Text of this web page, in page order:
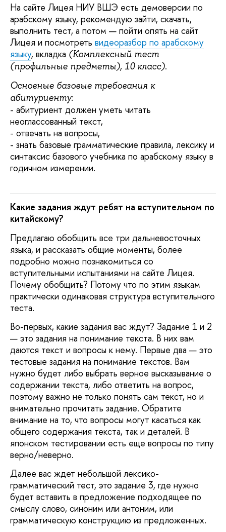
На сайте Лицея НИУ ВШЭ есть демоверсии по
арабскому языку, рекомендую зайти, скачать,
выполнить тест, а потом — пойти опять на сайт
Лицея и посмотреть видеоразбор по арабскому
языку, вкладка (Комплексный тест
(профильные предметы), 10 класс).
Основные базовые требования к
абитуриенту:
- абитуриент должен уметь читать
неоглассованный текст,
- отвечать на вопросы,
- знать базовые грамматические правила, лексику и
синтаксис базового учебника по арабскому языку в
годичном измерении.
Какие задания ждут ребят на вступительном по
китайскому?
Предлагаю обобщить все три дальневосточных
языка, и рассказать общие моменты, более
подробно можно познакомиться со
вступительными испытаниями на сайте Лицея.
Почему обобщить? Потому что по этим языкам
практически одинаковая структура вступительного
теста.
Во-первых, какие задания вас ждут? Задание 1 и 2
— это задания на понимание текста. В них вам
даются текст и вопросы к нему. Первые два — это
тестовые задания на понимание текстов. Вам
нужно будет либо выбрать верное высказывание о
содержании текста, либо ответить на вопрос,
поэтому важно не только понять сам текст, но и
внимательно прочитать задание. Обратите
внимание на то, что вопросы могут касаться как
общего содержания текста, так и деталей. В
японском тестировании есть еще вопросы по типу
верно/неверно.
Далее вас ждет небольшой лексико-
грамматический тест, это задание 3, где нужно
будет вставить в предложение подходящее по
смыслу слово, синоним или антоним, или
грамматическую конструкцию из предложенных.